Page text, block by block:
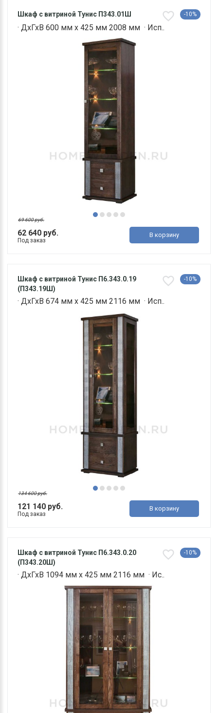
Шкаф с витриной Тунис П343.01Ш -10%
· ДхГхВ 600 мм х 425 мм 2008 мм · Исп..
62 640 руб.
69 600 руб.
Под заказ
В корзину
Шкаф с витриной Тунис П6.343.0.19
(П343.19Ш)
-10%
· ДхГхВ 674 мм х 425 мм 2116 мм · Исп..
121 140 руб.
134 600 руб.
Под заказ
В корзину
Шкаф с витриной Тунис П6.343.0.20
(П343.20Ш)
-10%
· ДхГхВ 1094 мм х 425 мм 2116 мм · Ис..